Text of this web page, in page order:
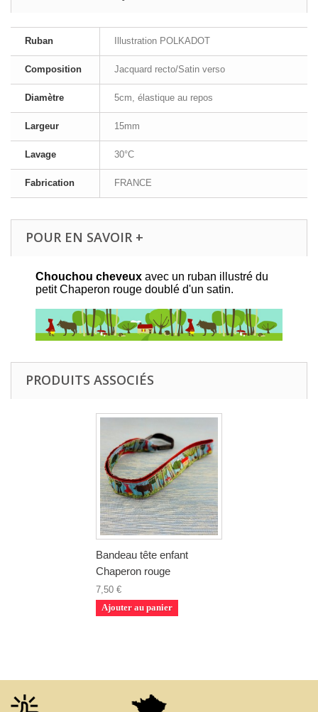
Ruban Illustration POLKADOT
Composition Jacquard recto/Satin verso
Diamètre 5cm, élastique au repos
Largeur 15mm
Lavage 30°C
Fabrication FRANCE
POUR EN SAVOIR +
Chouchou cheveux avec un ruban illustré du
petit Chaperon rouge doublé d'un satin.
PRODUITS ASSOCIÉS
Bandeau tête enfant
Chaperon rouge
7,50 €
Ajouter au panier